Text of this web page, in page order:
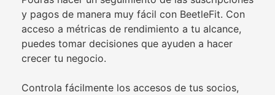
y pagos de manera muy fácil con BeetleFit. Con
acceso a métricas de rendimiento a tu alcance,
puedes tomar decisiones que ayuden a hacer
crecer tu negocio.
Controla fácilmente los accesos de tus socios,